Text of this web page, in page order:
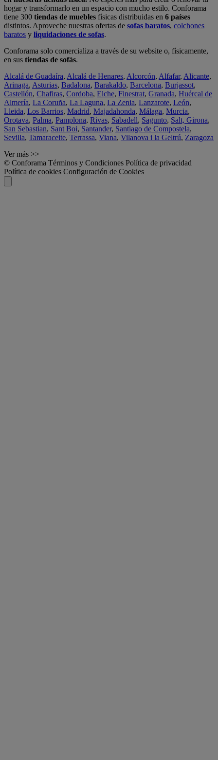
hogar y transformarlo en un espacio con mucho estilo. Conforama
tiene 300 tiendas de muebles físicas distribuidas en 6 países
distintos. Aproveche nuestras ofertas de sofas baratos, colchones
baratos y liquidaciones de sofas.
Conforama solo comercializa a través de su website o, físicamente,
en sus tiendas de sofás.
Alcalá de Guadaíra, Alcalá de Henares, Alcorcón, Alfafar, Alicante,
Arinaga, Asturias, Badalona, Barakaldo, Barcelona, Burjassot,
Castellón, Chafiras, Cordoba, Elche, Finestrat, Granada, Huércal de
Almería, La Coruña, La Laguna, La Zenia, Lanzarote, León,
Lleida, Los Barrios, Madrid, Majadahonda, Málaga, Murcia,
Orotava, Palma, Pamplona, Rivas, Sabadell, Sagunto, Salt, Girona,
San Sebastian, Sant Boi, Santander, Santiago de Compostela,
Sevilla, Tamaraceite, Terrassa, Viana, Vilanova i la Geltrú, Zaragoza
Ver más >>
© Conforama Términos y Condiciones Política de privacidad
Política de cookies Configuración de Cookies